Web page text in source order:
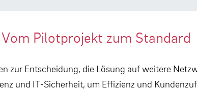
Pilotprojekt zum Standard
zur Entscheidung, die Lösung auf weitere
und IT-Sicherheit, um Effizienz und